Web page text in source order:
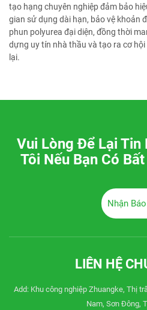
tạo hạng chuyên nghiệp đảm bảo
gian sử dụng dài hạn, bảo vệ khoản
phun polyurea đại diện, đồng thời
dựng uy tín nhà thầu và tạo ra cơ
lại.
Vui Lòng Để Lại Tin
Tôi Nếu Bạn Có
Nhận
LIÊN HỆ
Add: Khu công nghiệp Zhuangke, Thị
Nam, Sơn Đông,